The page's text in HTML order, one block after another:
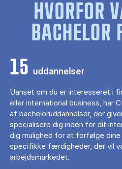
HVORFOR
BACHELOR
15 uddannelser
Uanset om du er interesseret i
eller international business, har
af bacheloruddannelser, der
specialisere dig inden for dit
dig mulighed for at forfølge dine
specifikke færdigheder, der vil
arbejdsmarkedet.